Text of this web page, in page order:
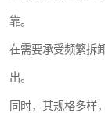
靠。
在需要承受频繁拆
出。
同时，其规格多样